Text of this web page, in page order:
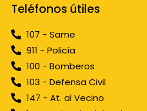
Teléfonos útiles
107 - Same
911 - Policía
100 - Bomberos
103 - Defensa Civil
147 - At. al Vecino